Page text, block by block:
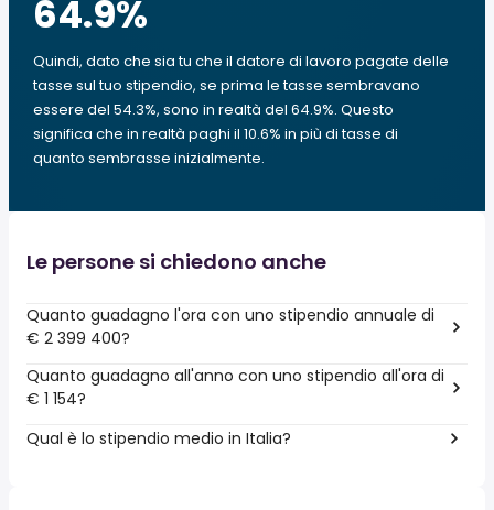
64.9%
Quindi, dato che sia tu che il datore di lavoro pagate delle
tasse sul tuo stipendio, se prima le tasse sembravano
essere del 54.3%, sono in realtà del 64.9%. Questo
significa che in realtà paghi il 10.6% in più di tasse di
quanto sembrasse inizialmente.
Le persone si chiedono anche
Quanto guadagno l'ora con uno stipendio annuale di
€ 2 399 400?
Quanto guadagno all'anno con uno stipendio all'ora di
€ 1 154?
Qual è lo stipendio medio in Italia?